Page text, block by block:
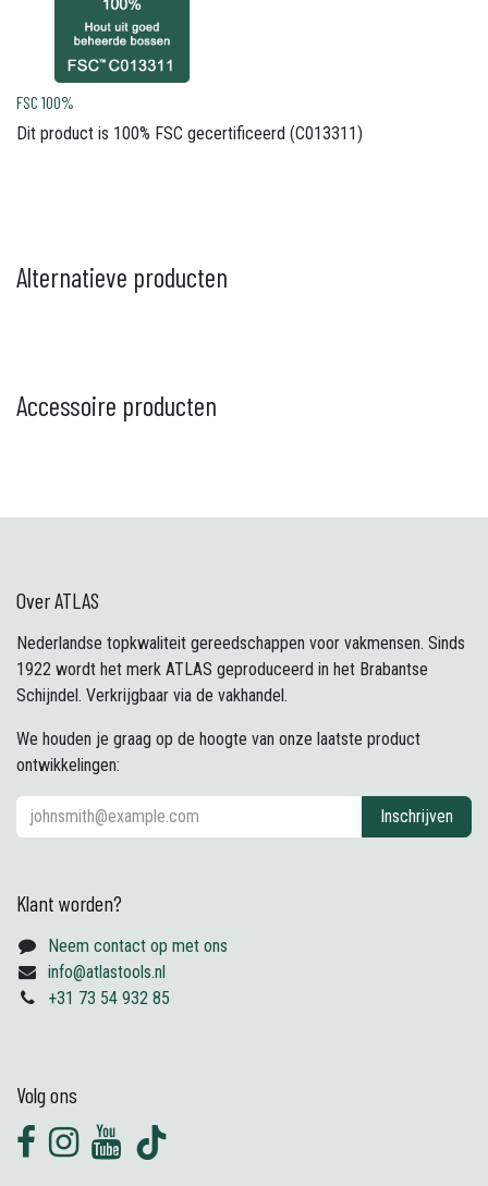
FSC 100%
Dit product is 100% FSC gecertificeerd (C013311)
Alternatieve producten
Accessoire producten
Over ATLAS
Nederlandse topkwaliteit gereedschappen voor vakmensen. Sinds
1922 wordt het merk ATLAS geproduceerd in het Brabantse
Schijndel. Verkrijgbaar via de vakhandel.
We houden je graag op de hoogte van onze laatste product
ontwikkelingen:
Inschrijven
Klant worden?
Neem contact op met ons
info@atlastools.nl
+31 73 54 932 85
Volg ons